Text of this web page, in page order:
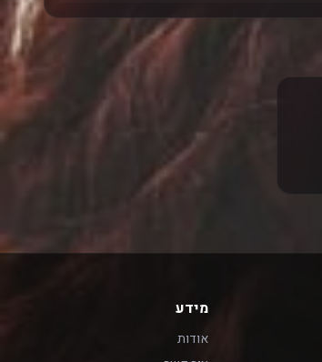
מידע
אודות